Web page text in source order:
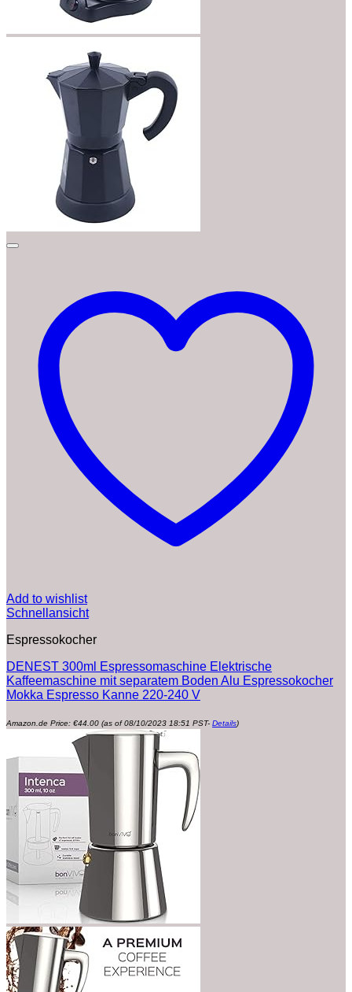
Add to wishlist
Schnellansicht
Espressokocher
DENEST 300ml Espressomaschine Elektrische
Kaffeemaschine mit separatem Boden Alu Espressokocher
Mokka Espresso Kanne 220-240 V
Amazon.de Price: €44.00 (as of 08/10/2023 18:51 PST- Details)